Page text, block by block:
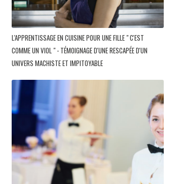
L'APPRENTISSAGE EN CUISINE POUR UNE FILLE " C'EST
COMME UN VIOL " - TÉMOIGNAGE D'UNE RESCAPÉE D'UN
UNIVERS MACHISTE ET IMPITOYABLE